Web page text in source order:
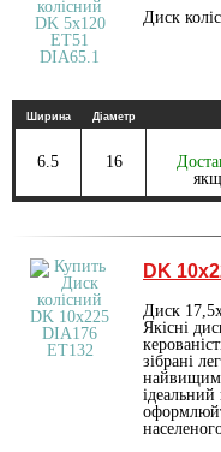
Диск
Ширина Діаметр
6.5 16
DK
Диск
Якісні
зібрані
найвищим
ідеальний